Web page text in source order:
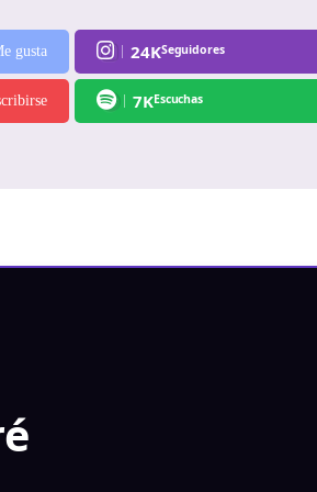
gusta 24KSeguidores
7KEscuchas